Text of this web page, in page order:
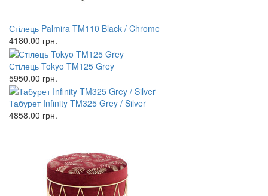
Стілець Palmira TM110 Black / Chrome
4180.00 грн.
Стілець Tokyo TM125 Grey
5950.00 грн.
Табурет Infinity TM325 Grey / Silver
4858.00 грн.